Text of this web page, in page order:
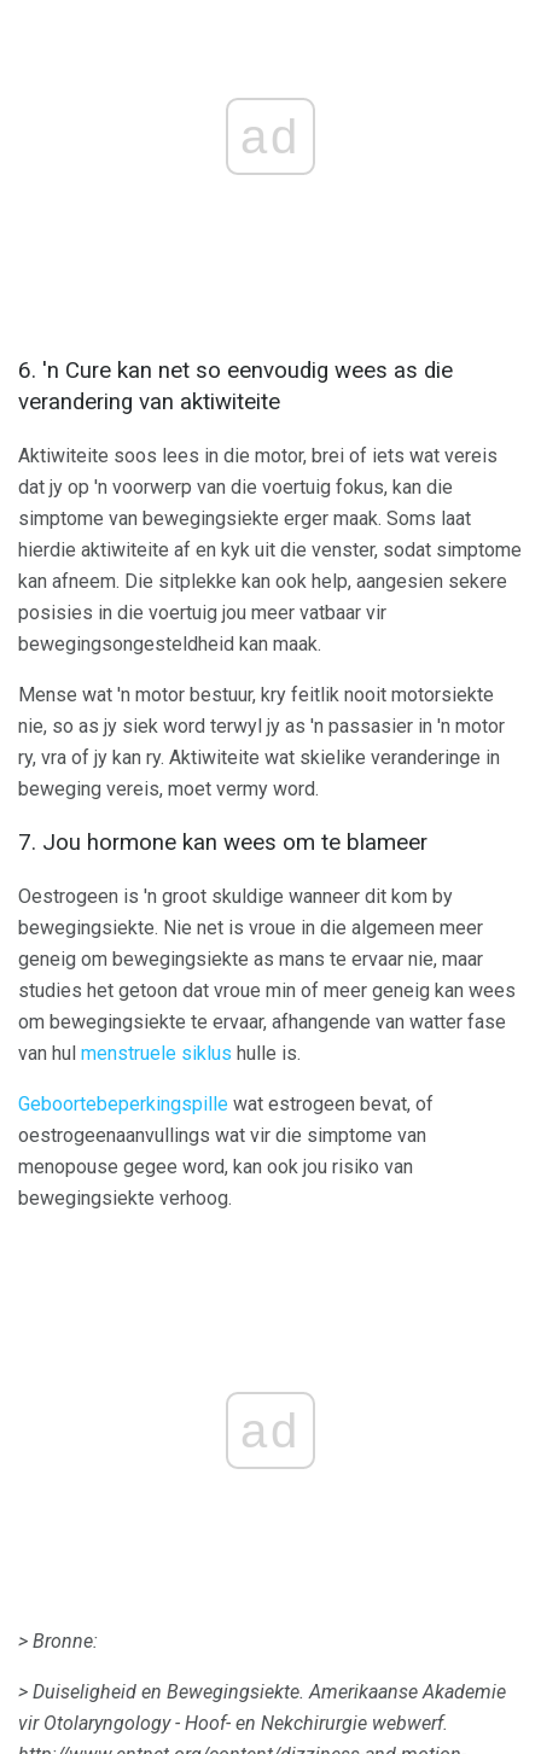
ad
6. 'n Cure kan net so eenvoudig wees as die
verandering van aktiwiteite
Aktiwiteite soos lees in die motor, brei of iets wat vereis
dat jy op 'n voorwerp van die voertuig fokus, kan die
simptome van bewegingsiekte erger maak. Soms laat
hierdie aktiwiteite af en kyk uit die venster, sodat simptome
kan afneem. Die sitplekke kan ook help, aangesien sekere
posisies in die voertuig jou meer vatbaar vir
bewegingsongesteldheid kan maak.
Mense wat 'n motor bestuur, kry feitlik nooit motorsiekte
nie, so as jy siek word terwyl jy as 'n passasier in 'n motor
ry, vra of jy kan ry. Aktiwiteite wat skielike veranderinge in
beweging vereis, moet vermy word.
7. Jou hormone kan wees om te blameer
Oestrogeen is 'n groot skuldige wanneer dit kom by
bewegingsiekte. Nie net is vroue in die algemeen meer
geneig om bewegingsiekte as mans te ervaar nie, maar
studies het getoon dat vroue min of meer geneig kan wees
om bewegingsiekte te ervaar, afhangende van watter fase
van hul menstruele siklus hulle is.
Geboortebeperkingspille wat estrogeen bevat, of
oestrogeenaanvullings wat vir die simptome van
menopouse gegee word, kan ook jou risiko van
bewegingsiekte verhoog.
ad
> Bronne:
> Duiseligheid en Bewegingsiekte. Amerikaanse Akademie
vir Otolaryngology - Hoof- en Nekchirurgie webwerf.